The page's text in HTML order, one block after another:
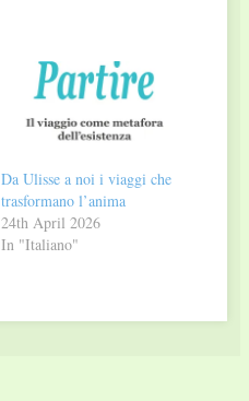
Da Ulisse a noi i viaggi che
trasformano l’anima
24th April 2026
In "Italiano"